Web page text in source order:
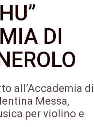
DI
all’Accademia di
Messa,
per violino e